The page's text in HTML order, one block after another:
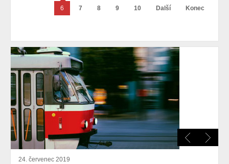
6 7 8 9 10 Další Konec
24. červenec 2019